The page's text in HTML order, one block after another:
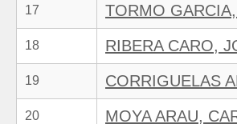
17 TORMO
18 RIBERA CARO,
19 CORRIGUELAS
20 MOYA ARAU,